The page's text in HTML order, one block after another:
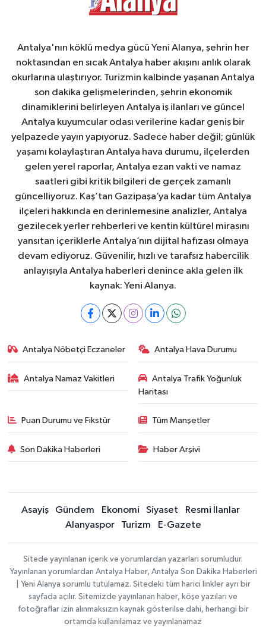
Antalya'nın köklü medya gücü Yeni Alanya, şehrin her
noktasından en sıcak Antalya haber akışını anlık olarak
okurlarına ulaştırıyor. Turizmin kalbinde yaşanan Antalya
son dakika gelişmelerinden, şehrin ekonomik
dinamiklerini belirleyen Antalya iş ilanları ve güncel
Antalya kuyumcular odası verilerine kadar geniş bir
yelpazede yayın yapıyoruz. Sadece haber değil; günlük
yaşamı kolaylaştıran Antalya hava durumu, ilçelerden
gelen yerel raporlar, Antalya ezan vakti ve namaz
saatleri gibi kritik bilgileri de gerçek zamanlı
güncelliyoruz. Kaş’tan Gazipaşa’ya kadar tüm Antalya
ilçeleri hakkında en derinlemesine analizler, Antalya
gezilecek yerler rehberleri ve kentin kültürel mirasını
yansıtan içeriklerle Antalya’nın dijital hafızası olmaya
devam ediyoruz. Güvenilir, hızlı ve tarafsız habercilik
anlayışıyla Antalya haberleri denince akla gelen ilk
kaynak: Yeni Alanya.
Antalya Nöbetçi Eczaneler Antalya Hava Durumu
Antalya Namaz Vakitleri
Antalya Trafik Yoğunluk
Haritası
Puan Durumu ve Fikstür Tüm Manşetler
Son Dakika Haberleri Haber Arşivi
Asayiş Gündem Ekonomi Siyaset
Resmi İlanlar
Alanyaspor
Turizm E-Gazete
Sitede yayınlanan içerik ve yorumlardan yazarları sorumludur.
Yayınlanan yorumlardan Antalya Haber, Antalya Son Dakika Haberleri
| Yeni Alanya sorumlu tutulamaz. Sitedeki tüm harici linkler ayrı bir
sayfada açılır. Sitemizde yayınlanan haber, köşe yazıları ve
fotoğraflar izin alınmaksızın kaynak gösterilse dahi, herhangi bir
ortamda kullanılamaz ve yayınlanamaz